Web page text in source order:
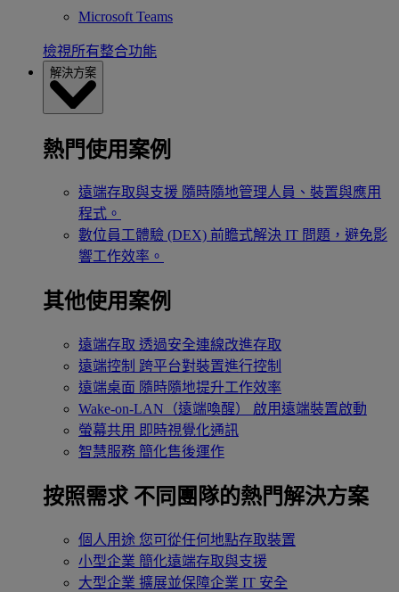
Microsoft Teams
檢視所有整合功能
解決方案
熱門使用案例
遠端存取與支援 隨時隨地管理人員、裝置與應用
程式。
數位員工體驗 (DEX) 前瞻式解決 IT 問題，避免影
響工作效率。
其他使用案例
遠端存取 透過安全連線改進存取
遠端控制 跨平台對裝置進行控制
遠端桌面 隨時隨地提升工作效率
Wake-on-LAN（遠端喚醒）
啟用遠端裝置啟動
螢幕共用 即時視覺化通訊
智慧服務 簡化售後運作
按照需求 不同團隊的熱門解決方案
個人用途 您可從任何地點存取裝置
小型企業 簡化遠端存取與支援
大型企業 擴展並保障企業 IT 安全